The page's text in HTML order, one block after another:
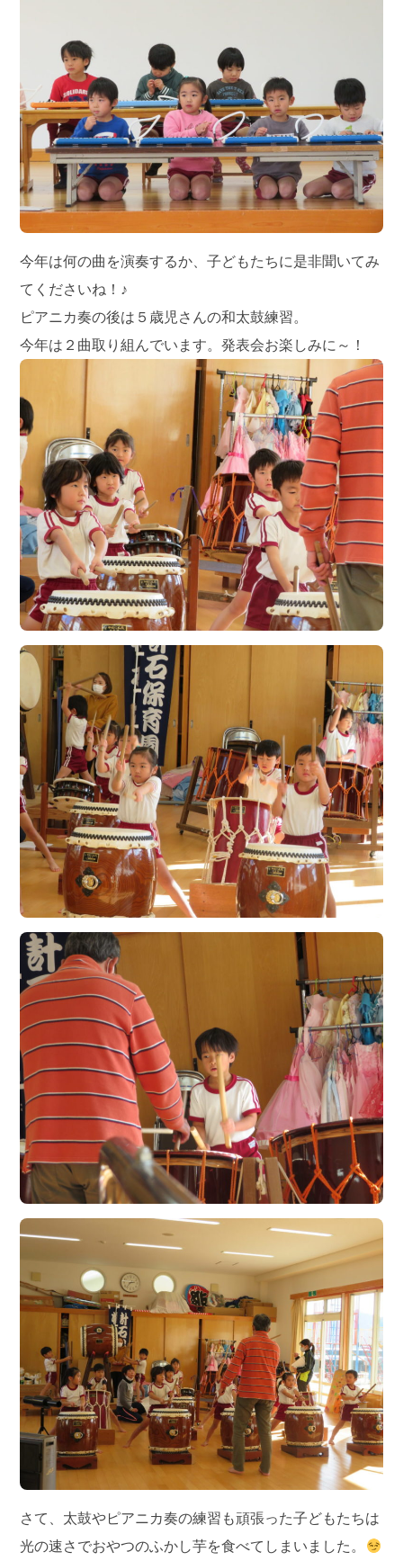
今年は何の曲を演奏するか、子どもたちに是非聞いてみ
てくださいね！♪
ピアニカ奏の後は５歳児さんの和太鼓練習。
今年は２曲取り組んでいます。発表会お楽しみに～！
さて、太鼓やピアニカ奏の練習も頑張った子どもたちは
光の速さでおやつのふかし芋を食べてしまいました。